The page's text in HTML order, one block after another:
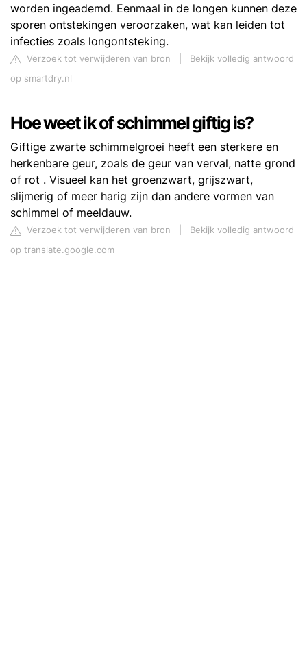
worden ingeademd. Eenmaal in de longen kunnen deze
sporen ontstekingen veroorzaken, wat kan leiden tot
infecties zoals longontsteking.
Verzoek tot verwijderen van bron
Bekijk volledig antwoord
op smartdry.nl
Hoe weet ik of schimmel giftig is?
Giftige zwarte schimmelgroei heeft een sterkere en
herkenbare geur, zoals de geur van verval, natte grond
of rot . Visueel kan het groenzwart, grijszwart,
slijmerig of meer harig zijn dan andere vormen van
schimmel of meeldauw.
Verzoek tot verwijderen van bron
Bekijk volledig antwoord
op translate.google.com